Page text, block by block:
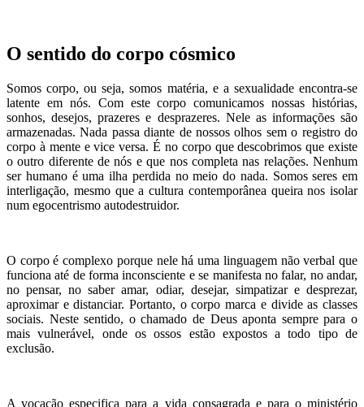
O sentido do corpo cósmico
Somos corpo, ou seja, somos matéria, e a sexualidade encontra-se
latente em nós. Com este corpo comunicamos nossas histórias,
sonhos, desejos, prazeres e desprazeres. Nele as informações são
armazenadas. Nada passa diante de nossos olhos sem o registro do
corpo à mente e vice versa. É no corpo que descobrimos que existe
o outro diferente de nós e que nos completa nas relações. Nenhum
ser humano é uma ilha perdida no meio do nada. Somos seres em
interligação, mesmo que a cultura contemporânea queira nos isolar
num egocentrismo autodestruidor.
O corpo é complexo porque nele há uma linguagem não verbal que
funciona até de forma inconsciente e se manifesta no falar, no andar,
no pensar, no saber amar, odiar, desejar, simpatizar e desprezar,
aproximar e distanciar. Portanto, o corpo marca e divide as classes
sociais. Neste sentido, o chamado de Deus aponta sempre para o
mais vulnerável, onde os ossos estão expostos a todo tipo de
exclusão.
A vocação especifica para a vida consagrada e para o ministério